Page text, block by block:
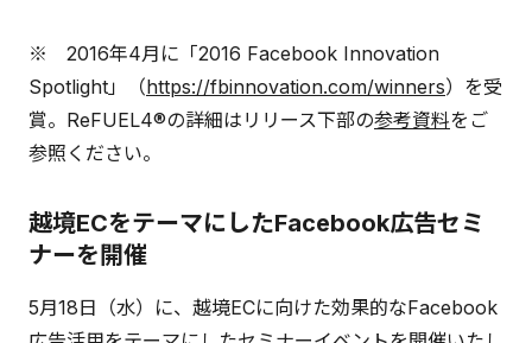
※ 2016年4月に「2016 Facebook Innovation
Spotlight」（https://fbinnovation.com/winners）を受
賞。ReFUEL4®の詳細はリリース下部の参考資料をご
参照ください。
越境ECをテーマにしたFacebook広告セミ
ナーを開催
5月18日（水）に、越境ECに向けた効果的なFacebook